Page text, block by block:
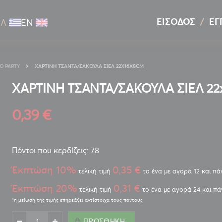
ΕΝ ΕΊΣΟΔΟΣ
PARTY ΧΑΡΤΙΝΗ ΤΣΑΝΤΑ/ΣΑΚΟΥΛΑ ΣΙΕΛ 22X16X8CM
ΧΑΡΤΙΝΗ ΤΣΑΝΤΑ/ΣΑΚΟΥΛΑ ΣΙΕΛ
0,39 €
Πόντοι που κερδίζεις: 78
Έκπτώση 10% τελική τιμή 0,35 € το ένα με αγορά 12 και
Έκπτώση 20% τελική τιμή 0,31 € το ένα με αγορά 24 και